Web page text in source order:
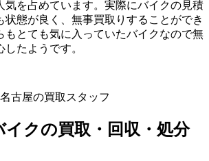
気を占めています。実際にバイクの見積
状態が良く、無事買取りすることができ
もとても気に入っていたバイクなので無
たようです。
イクの買取・回収・処分